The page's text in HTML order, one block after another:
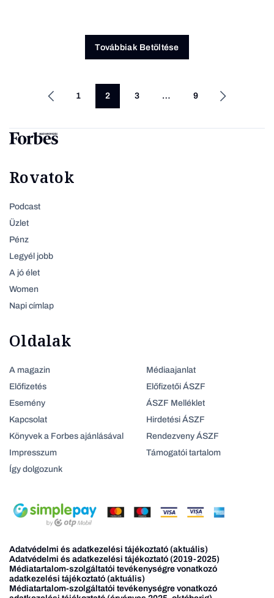
Továbbiak Betöltése
1 2 3 … 9
Rovatok
Podcast
Üzlet
Pénz
Legyél jobb
A jó élet
Women
Napi címlap
Oldalak
A magazin
Előfizetés
Esemény
Kapcsolat
Könyvek a Forbes ajánlásával
Impresszum
Így dolgozunk
Médiaajanlat
Előfizetői ÁSZF
ÁSZF Melléklet
Hirdetési ÁSZF
Rendezveny ÁSZF
Támogatói tartalom
Adatvédelmi és adatkezelési tájékoztató (aktuális)
Adatvédelmi és adatkezelési tájékoztató (2019-2025)
Médiatartalom-szolgáltatói tevékenységre vonatkozó
adatkezelési tájékoztató (aktuális)
Médiatartalom-szolgáltatói tevékenységre vonatkozó